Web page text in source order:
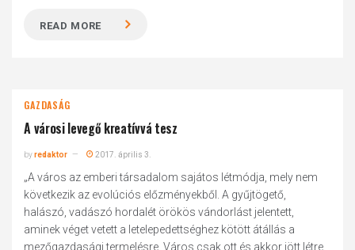
READ MORE
GAZDASÁG
A városi levegő kreatívvá tesz
byredaktor 2017. április 3.
„A város az emberi társadalom sajátos létmódja, mely nem
következik az evolúciós előzményekből. A gyűjtögető,
halászó, vadászó hordalét örökös vándorlást jelentett,
aminek véget vetett a letelepedettséghez kötött átállás a
mezőgazdasági termelésre. Város csak ott és akkor jött létre,